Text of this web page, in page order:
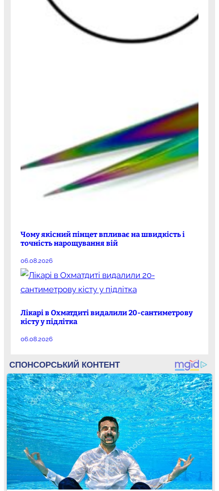
Чому якісний пінцет впливає на швидкість і
точність нарощування вій
06.08.2026
Лікарі в Охматдиті видалили 20-сантиметрову
кісту у підлітка
06.08.2026